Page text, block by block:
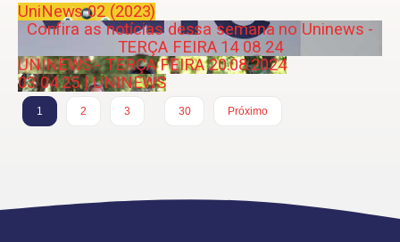
UniNews 02 (2023)
Confira as notícias dessa semana no Uninews -
TERÇA FEIRA 14 08 24
UNINEWS - TERÇA FEIRA 20.08.2024
03 04 25 | UNINEWS
1 2 3
30
Próximo